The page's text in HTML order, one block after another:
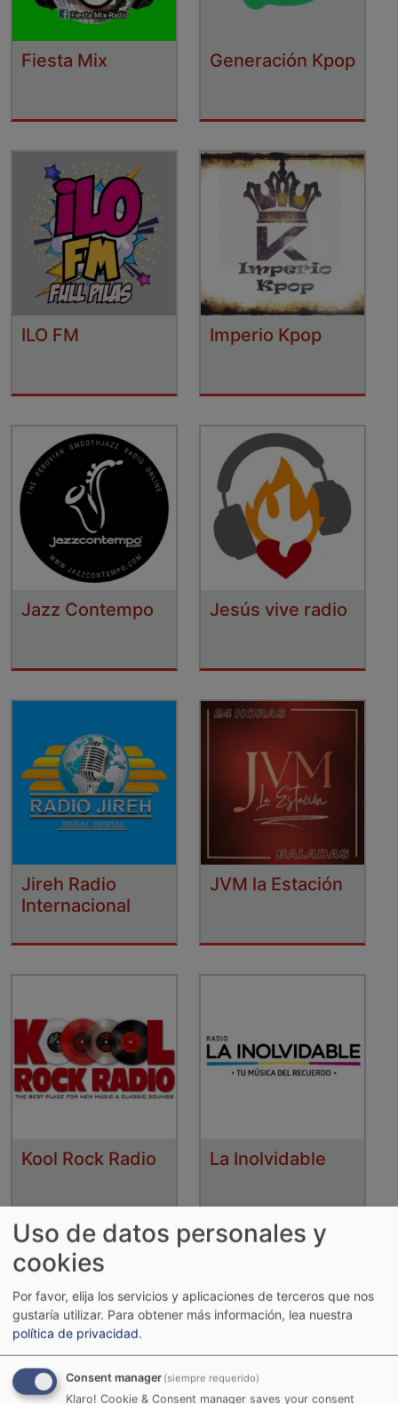
Fiesta Mix Generación Kpop
ILO FM Imperio Kpop
Jazz Contempo Jesús vive radio
Jireh Radio
Internacional
JVM la Estación
Kool Rock Radio La Inolvidable
Uso de datos personales y
cookies
Por favor, elija los servicios y aplicaciones de terceros que nos
gustaría utilizar. Para obtener más información, lea nuestra
política de privacidad.
Consent manager (siempre requerido)
Klaro! Cookie & Consent manager saves your consent